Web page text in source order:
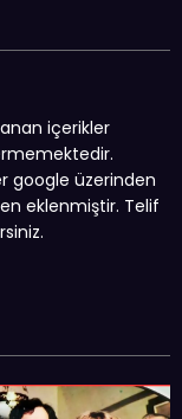
içerikler
google üzerinden
eklenmiştir. Telif